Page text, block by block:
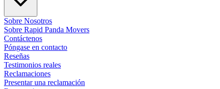
Sobre Nosotros
Sobre Rapid Panda Movers
Contáctenos
Póngase en contacto
Reseñas
Testimonios reales
Reclamaciones
Presentar una reclamación